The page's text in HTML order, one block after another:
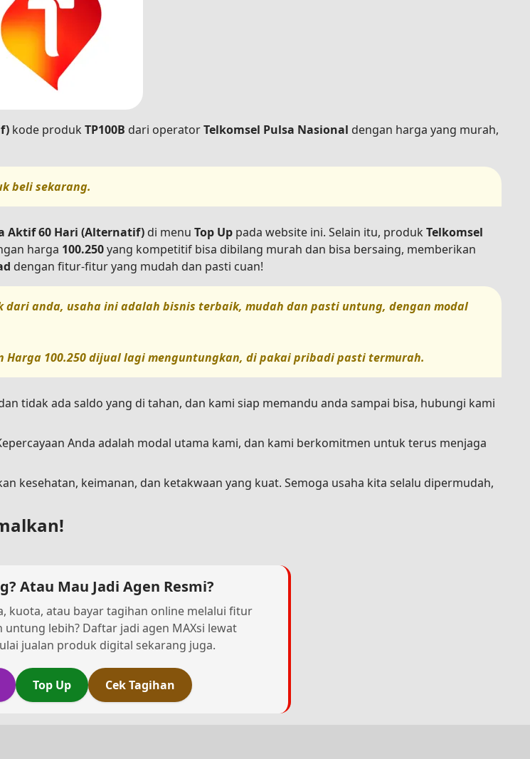
kode produk TP100B dari operatorTelkomsel Pulsa Nasional dengan harga yang murah,
beli sekarang.
Aktif 60 Hari (Alternatif) di menu Top Up pada website ini. Selain itu, produk Telkomsel
harga 100.250yang kompetitif bisa dibilang murah dan bisa bersaing, memberikan
dengan fitur-fitur yang mudah dan pasti cuan!
anda, usaha ini adalah bisnis terbaik, mudah dan pasti untung, dengan modal
Harga 100.250dijual lagi menguntungkan, di pakai pribadi pasti termurah.
tidak ada saldo yang di tahan, dan kami siap memandu anda sampai bisa, hubungi kami
Anda adalah modal utama kami, dan kami berkomitmen untuk terus menjaga
kesehatan, keimanan, dan ketakwaan yang kuat. Semoga usaha kita selalu dipermudah,
Atau Mau Jadi Agen Resmi?
kuota, atau bayar tagihan online melalui fitur
lebih? Daftar jadi agen MAXsi lewat
jualan produk digital sekarang juga.
Top Up Cek Tagihan